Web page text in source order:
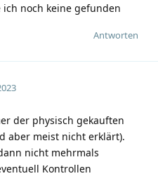
noch keine gefunden
Antworten
der physisch gekauften
aber meist nicht erklärt).
nicht mehrmals
Kontrollen